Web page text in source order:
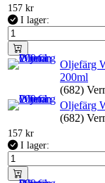
157 kr
I lager:
Oljefärg
200ml
(682)
Oljefärg
(682)
157 kr
I lager: